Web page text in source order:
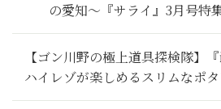
の愛知～『サライ』3月号特
ら
【ゴン川野の極上道具探検隊】
ハイレゾが楽しめるスリムなポ
ッドホンを聴いてみた